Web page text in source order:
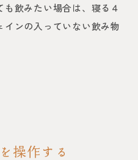
飲みたい場合は、寝る４
ンの入っていない飲み物
操作する